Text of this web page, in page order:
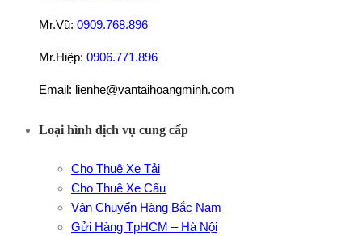
Mr.Vũ: 0909.768.896
Mr.Hiệp: 0906.771.896
Email: lienhe@vantaihoangminh.com
Loại hình dịch vụ cung cấp
Cho Thuê Xe Tải
Cho Thuê Xe Cẩu
Vận Chuyển Hàng Bắc Nam
Gửi Hàng TpHCM – Hà Nội